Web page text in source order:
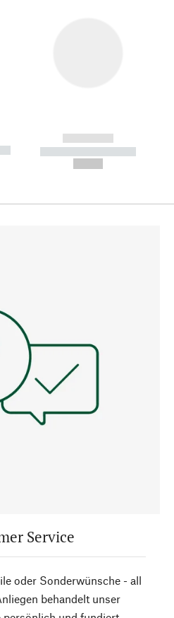
------------
----------- -----------
Service
oder Sonderwünsche - all
behandelt unser